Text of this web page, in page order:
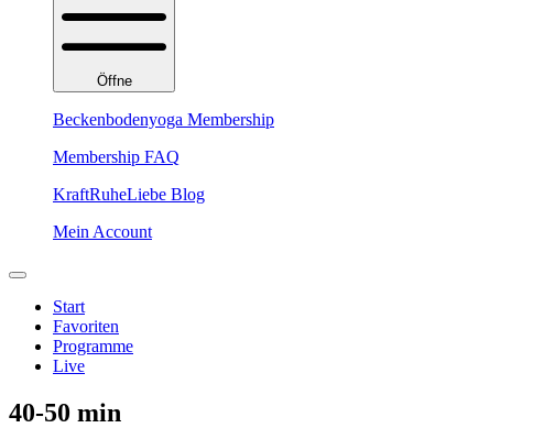
Öffne
Beckenbodenyoga Membership
Membership FAQ
KraftRuheLiebe Blog
Mein Account
Start
Favoriten
Programme
Live
40-50 min